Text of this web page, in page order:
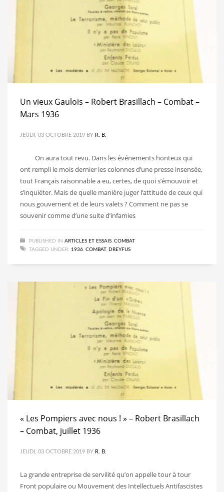
Un vieux Gaulois – Robert Brasillach – Combat –
Mars 1936
JEUDI, 03 OCTOBRE 2019 BY R. B.
On aura tout revu. Dans les événements honteux qui
ont rempli le mois dernier les colonnes d’une presse insensée,
tout Français raisonnable a eu, certes, de quoi s’émouvoir et
s’inquiéter. Mais de quelle manière juger l’attitude de ceux qui
nous gouvernent et de leurs valets ? Comment ne pas se
souvenir comme d’une suite d’infamies
PUBLISHED IN ARTICLES ET ESSAIS COMBAT
TAGGED UNDER: 1936 COMBAT, DREYFUS
« Les Pompiers avec nous ! » – Robert Brasillach
– Combat, juillet 1936
JEUDI, 03 OCTOBRE 2019 BY R. B.
La grande entreprise de servilité qu’on appelle tour à tour
Front populaire ou Mouvement des Intellectuels Antifascistes